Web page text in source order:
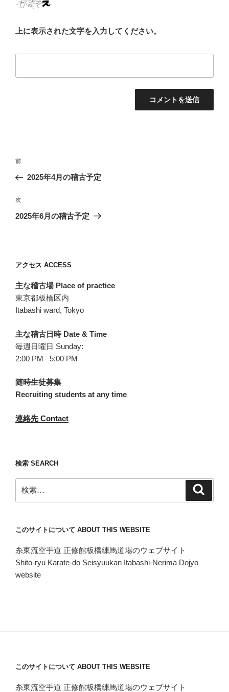
上に表示された文字を入力してください。
投
ビ
ゲ
ン
前
の
稿
前
2025年4月の稽古予定
次
の
次
2025年6月の稽古予定
アクセス ACCESS
主な稽古場 Place of practice
東京都板橋区内
Itabashi ward, Tokyo
主な稽古日時 Date & Time
毎週日曜日 Sunday:
2:00 PM– 5:00 PM
随時生徒募集
Recruiting students at any time
連絡先 Contact
検索 SEARCH
検
索:
このサイトについて ABOUT THIS WEBSITE
糸東流空手道 正修館板橋練馬道場のウェブサイト
Shito-ryu Karate-do Seisyuukan Itabashi-Nerima Dojyo
website
このサイトについて ABOUT THIS WEBSITE
糸東流空手道 正修館板橋練馬道場のウェブサイト